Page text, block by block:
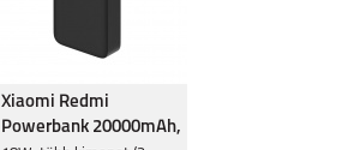
Xiaomi Redmi
Powerbank 20000mAh,